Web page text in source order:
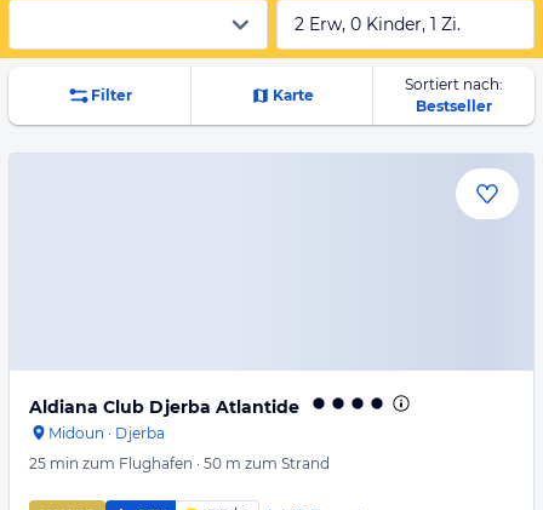
2 Erw, 0 Kinder, 1 Zi.
Filter Karte
Sortiert nach:
Bestseller
Aldiana Club Djerba Atlantide
Midoun · Djerba
25 min zum Flughafen · 50 m zum Strand